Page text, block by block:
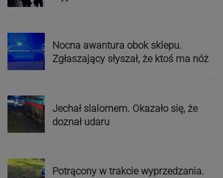
Nocna awantura obok sklepu.
Zgłaszający słyszał, że ktoś ma nóż
Jechał slalomem. Okazało się, że
doznał udaru
Potrącony w trakcie wyprzedzania.